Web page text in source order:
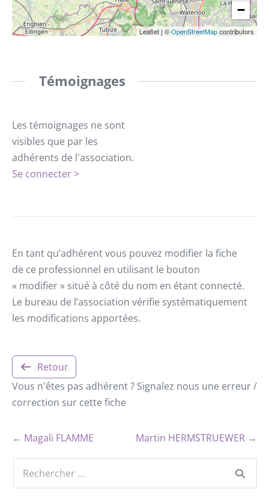
−
Leaflet | ©OpenStreetMapcontributors
Témoignages
Les témoignages ne sont
visibles que par les
adhérents de l'association.
Se connecter >
En tant qu’adhérent vous pouvez modifier la fiche
de ce professionnel en utilisant le bouton
« modifier » situé à côté du nom en étant connecté.
Le bureau de l’association vérifie systématiquement
les modifications apportées.
Retour
Vous n'êtes pas adhérent ? Signalez nous une erreur /
correction sur cette fiche
← Magali FLAMME Martin HERMSTRUEWER →